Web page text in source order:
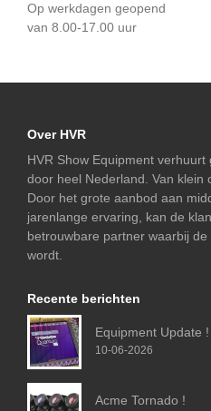
Op werkdagen geopend
van 8.00-17.00 uur
Over HVR
HVR Show Equipment
door heel Nederland. Van klein
Door het grote aanbod aan
jarenlange ervaring, kan de
betrouwbare partner waarbij
wordt.
Recente berichten
Equipment Update !
10-06-2026
Acme Tornado !